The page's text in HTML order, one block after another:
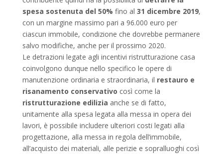
spesa sostenuta del 50% fino al 31 dicembre 2019,
con un margine massimo pari a 96.000 euro per
ciascun immobile, condizione che dovrebbe permanere
salvo modifiche, anche per il prossimo 2020.
Le detrazioni legate agli incentivi ristrutturazione casa
coinvolgono dunque nello specifico le opere di
manutenzione ordinaria e straordinaria, il restauro e
risanamento conservativo così come la
ristrutturazione edilizia anche se di fatto,
unitamente alla spesa legata alla messa in opera dei
lavori, è possibile includere ulteriori costi legati alla
progettazione, alla messa in regola dell’immobile,
all’acquisto dei materiali, alle perizie e sopralluoghi così